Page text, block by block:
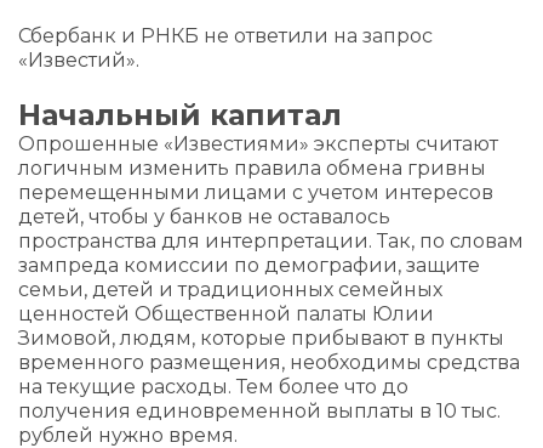
Сбербанк и РНКБ не ответили на запрос
«Известий».
Начальный капитал
Опрошенные «Известиями» эксперты считают
логичным изменить правила обмена гривны
перемещенными лицами с учетом интересов
детей, чтобы у банков не оставалось
пространства для интерпретации. Так, по словам
зампреда комиссии по демографии, защите
семьи, детей и традиционных семейных
ценностей Общественной палаты Юлии
Зимовой, людям, которые прибывают в пункты
временного размещения, необходимы средства
на текущие расходы. Тем более что до
получения единовременной выплаты в 10 тыс.
рублей нужно время.